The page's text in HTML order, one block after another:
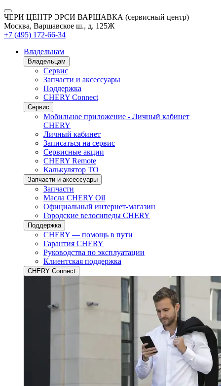
ЧЕРИ ЦЕНТР ЭРСИ ВАРШАВКА (сервисный центр)
Москва, Варшавское ш., д. 125Ж
+7 (495) 172-66-34
Владельцам
Владельцам
Сервис
Запчасти и аксессуары
Поддержка
CHERY Connect
Сервис
Мобильное приложение - Личный кабинет
CHERY
Личный кабинет
Записаться на сервис
Сервисные акции
CHERY Remote
Калькулятор ТО
Запчасти и аксессуары
Запчасти
Масла CHERY Oil
Официальный интернет-магазин
Городские велосипеды CHERY
Поддержка
CHERY — помощь в пути
Гарантия CHERY
Руководства по эксплуатации
Клиентская поддержка
CHERY Connect